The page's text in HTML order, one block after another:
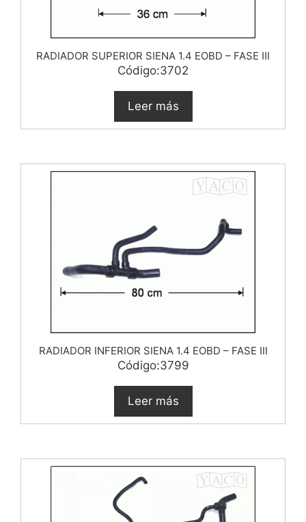
RADIADOR SUPERIOR SIENA 1.4 EOBD – FASE III
Código:3702
Leer más
RADIADOR INFERIOR SIENA 1.4 EOBD – FASE III
Código:3799
Leer más